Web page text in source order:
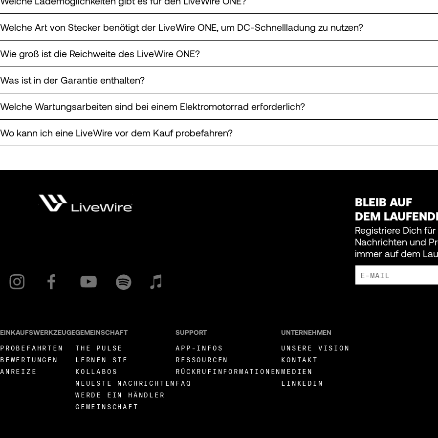
Welche Art von Stecker benötigt der LiveWire ONE, um DC-Schnellladung zu nutzen?
Wie groß ist die Reichweite des LiveWire ONE?
Was ist in der Garantie enthalten?
Welche Wartungsarbeiten sind bei einem Elektromotorrad erforderlich?
Wo kann ich eine LiveWire vor dem Kauf probefahren?
BLEIB AUF
DEM
Registriere Dich
Nachrichten und
immer auf dem
EINKAUFSWERKZEUGE
PROBEFAHRTEN
BEWERTUNGEN
ANREIZE
GEMEINSCHAFT
THE PULSE
LERNEN SIE
KOLLABOS
NEUESTE NACHRICHTEN
WERDE EIN HÄNDLER
GEMEINSCHAFT
SUPPORT
APP-INFOS
RESSOURCEN
RÜCKRUFINFORMATIONEN
FAQ
UNTERNEHMEN
UNSERE VISION
KONTAKT
MEDIEN
LINKEDIN